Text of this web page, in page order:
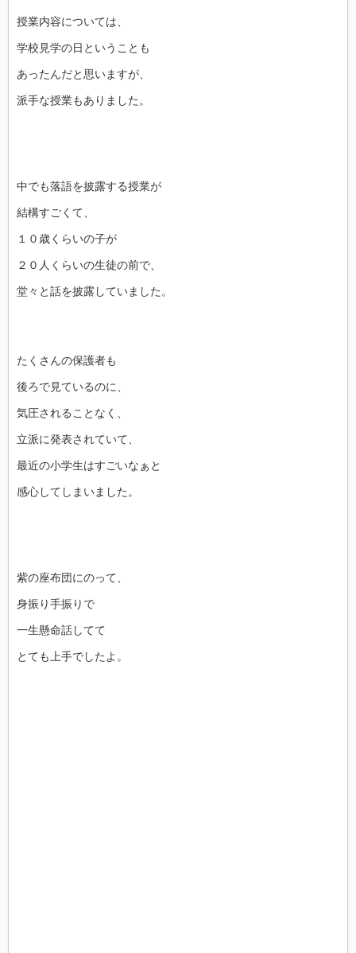
授業内容については、
学校見学の日ということも
あったんだと思いますが、
派手な授業もありました。
中でも落語を披露する授業が
結構すごくて、
１０歳くらいの子が
２０人くらいの生徒の前で、
堂々と話を披露していました。
たくさんの保護者も
後ろで見ているのに、
気圧されることなく、
立派に発表されていて、
最近の小学生はすごいなぁと
感心してしまいました。
紫の座布団にのって、
身振り手振りで
一生懸命話してて
とても上手でしたよ。